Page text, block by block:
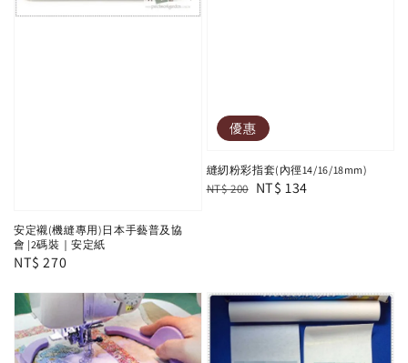
安定襯(機縫專用)日本手藝普及協
會 |2碼裝｜安定紙
Regular
NT$ 270
優惠
縫紉粉彩指套(內徑14/16/18mm)
Regular
NT$ 200 Sale
NT$ 134